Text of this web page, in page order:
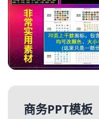
商务PPT模板